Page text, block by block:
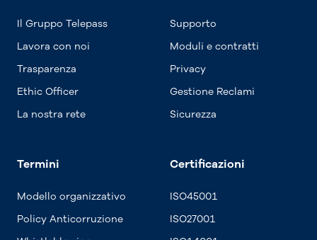
Il Gruppo Telepass
Lavora con noi
Trasparenza
Ethic Officer
La nostra rete
Supporto
Moduli e contratti
Privacy
Gestione Reclami
Sicurezza
Termini
Modello organizzativo
Policy Anticorruzione
Certificazioni
ISO45001
ISO27001